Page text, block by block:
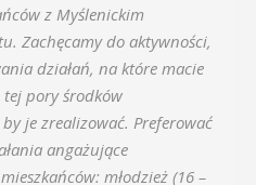
z Myślenickim
Zachęcamy do aktywności,
działań, na które macie
tej pory środków
je zrealizować. Preferować
angażujące
młodzież (16 –